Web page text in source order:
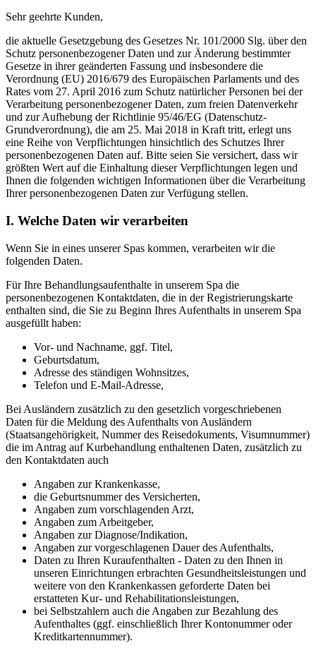
Sehr geehrte Kunden,
die aktuelle Gesetzgebung des Gesetzes Nr. 101/2000 Slg. über den
Schutz personenbezogener Daten und zur Änderung bestimmter
Gesetze in ihrer geänderten Fassung und insbesondere die
Verordnung (EU) 2016/679 des Europäischen Parlaments und des
Rates vom 27. April 2016 zum Schutz natürlicher Personen bei der
Verarbeitung personenbezogener Daten, zum freien Datenverkehr
und zur Aufhebung der Richtlinie 95/46/EG (Datenschutz-
Grundverordnung), die am 25. Mai 2018 in Kraft tritt, erlegt uns
eine Reihe von Verpflichtungen hinsichtlich des Schutzes Ihrer
personenbezogenen Daten auf. Bitte seien Sie versichert, dass wir
größten Wert auf die Einhaltung dieser Verpflichtungen legen und
Ihnen die folgenden wichtigen Informationen über die Verarbeitung
Ihrer personenbezogenen Daten zur Verfügung stellen.
I. Welche Daten wir verarbeiten
Wenn Sie in eines unserer Spas kommen, verarbeiten wir die
folgenden Daten.
Für Ihre Behandlungsaufenthalte in unserem Spa die
personenbezogenen Kontaktdaten, die in der Registrierungskarte
enthalten sind, die Sie zu Beginn Ihres Aufenthalts in unserem Spa
ausgefüllt haben:
Vor- und Nachname, ggf. Titel,
Geburtsdatum,
Adresse des ständigen Wohnsitzes,
Telefon und E-Mail-Adresse,
Bei Ausländern zusätzlich zu den gesetzlich vorgeschriebenen
Daten für die Meldung des Aufenthalts von Ausländern
(Staatsangehörigkeit, Nummer des Reisedokuments, Visumnummer)
die im Antrag auf Kurbehandlung enthaltenen Daten, zusätzlich zu
den Kontaktdaten auch
Angaben zur Krankenkasse,
die Geburtsnummer des Versicherten,
Angaben zum vorschlagenden Arzt,
Angaben zum Arbeitgeber,
Angaben zur Diagnose/Indikation,
Angaben zur vorgeschlagenen Dauer des Aufenthalts,
Daten zu Ihren Kuraufenthalten - Daten zu den Ihnen in
unseren Einrichtungen erbrachten Gesundheitsleistungen und
weitere von den Krankenkassen geforderte Daten bei
erstatteten Kur- und Rehabilitationsleistungen,
bei Selbstzahlern auch die Angaben zur Bezahlung des
Aufenthaltes (ggf. einschließlich Ihrer Kontonummer oder
Kreditkartennummer).